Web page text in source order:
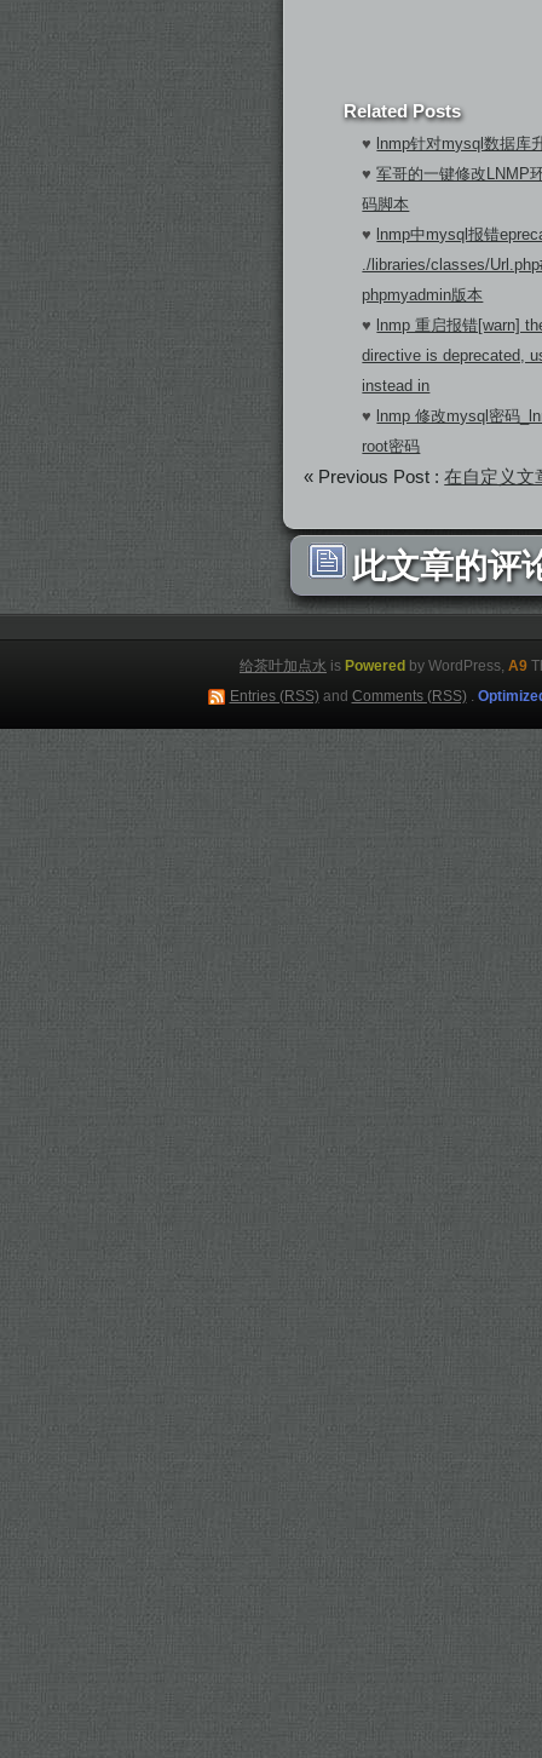
Related Posts
♥ lnmp针对mysql数据库
♥军哥的一键修改LNMP
码脚本
♥ lnmp中mysql报错
./libraries/classes/
phpmyadmin版本
♥ lnmp 重启报错[warn]
directive is deprecated,
instead in
♥ lnmp 修改mysql密码
root密码
« Previous Post :在自定义文
此文章的评
给茶叶加点水 is Powered by WordPress, A9
Entries (RSS)and Comments (RSS).